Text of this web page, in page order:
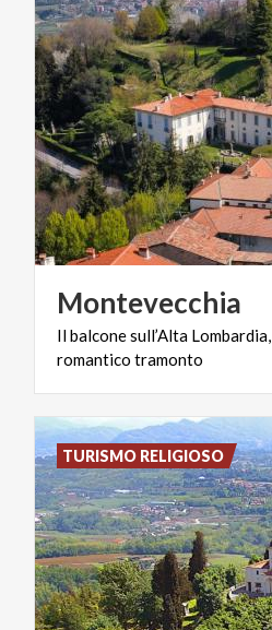
Montevecchia
Ilbalconesull’Alta Lombardia,
romantico tramonto
TURISMO RELIGIOSO